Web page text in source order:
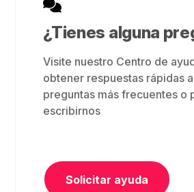
¿Tienes alguna
Visite nuestro Centro de
obtener respuestas rápidas
preguntas más frecuentes o
escribirnos
Solicitar ayuda